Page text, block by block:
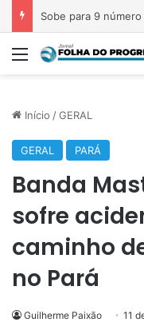
Menu
Início /GERAL
GERAL PARÁ
Banda
sofre
caminho
no Pará
Guilherme Paixão 11